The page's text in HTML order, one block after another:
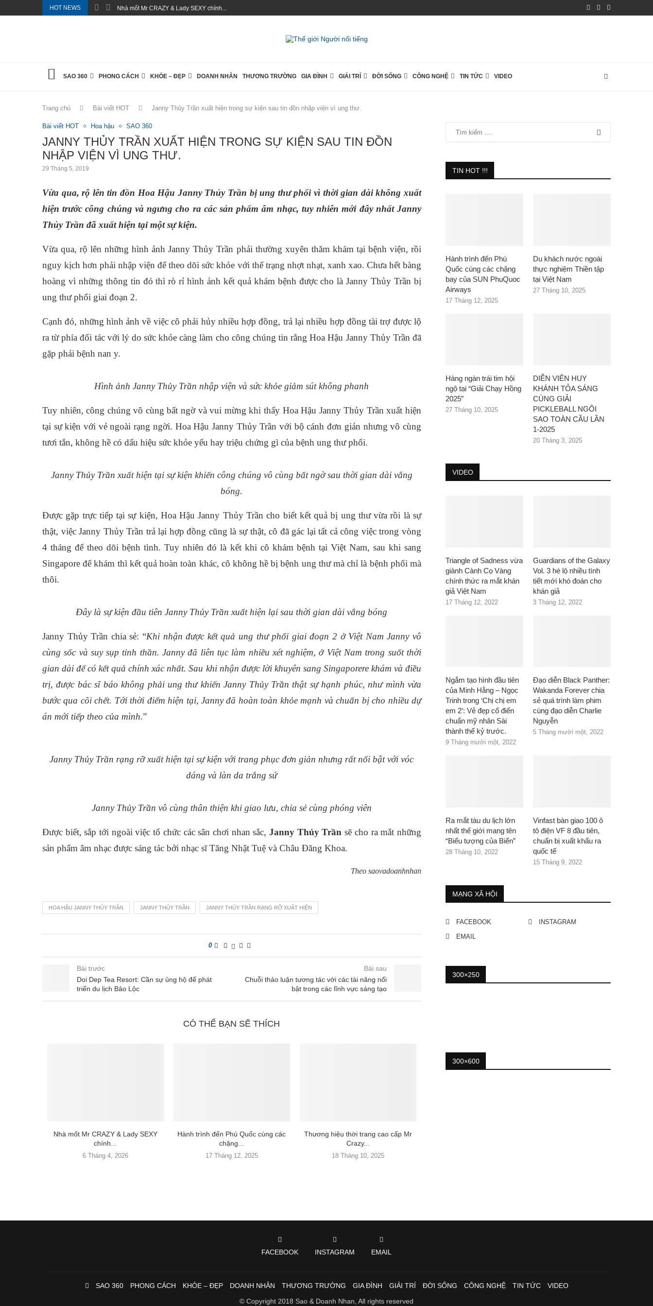
HOT NEWS Nhà mốt Mr CRAZY & Lady SEXY chính...
SAO 360 PHONG CÁCH KHỎE – ĐẸP DOANH NHÂN THƯƠNG TRƯỜNG GIA ĐÌNH GIẢI TRÍ ĐỜI SỐNG CÔNG NGHỆ TIN TỨC VIDEO
Trang chủ Bài viết HOT Janny Thủy Trần xuất hiện trong sự kiện sau tin đồn nhập viện vì ung thư.
Bài viết HOT Hoa hậu SAO 360
JANNY THỦY TRẦN XUẤT HIỆN TRONG SỰ KIỆN SAU TIN ĐỒN
NHẬP VIỆN VÌ UNG THƯ.
29 Tháng 5, 2019
Vừa qua, rộ lên tin đồn Hoa Hậu Janny Thủy Trần bị ung thư phổi vì thời gian dài không xuất
hiện trước công chúng và ngưng cho ra các sản phẩm âm nhạc, tuy nhiên mới đây nhất Janny
Thủy Trần đã xuất hiện tại một sự kiện.
Vừa qua, rộ lên những hình ảnh Janny Thủy Trần phải thường xuyên thăm khám tại bệnh viện, rồi
nguy kịch hơn phải nhập viện để theo dõi sức khỏe với thể trạng nhợt nhạt, xanh xao. Chưa hết bàng
hoàng vì những thông tin đó thì rò rỉ hình ảnh kết quả khám bệnh được cho là Janny Thủy Trần bị
ung thư phổi giai đoạn 2.
Cạnh đó, những hình ảnh về việc cô phải hủy nhiều hợp đồng, trả lại nhiều hợp đồng tài trợ được lộ
ra từ phía đối tác với lý do sức khỏe càng làm cho công chúng tin rằng Hoa Hậu Janny Thủy Trần đã
gặp phải bệnh nan y.
Hình ảnh Janny Thủy Trần nhập viện và sức khỏe giảm sút không phanh
Tuy nhiên, công chúng vô cùng bất ngờ và vui mừng khi thấy Hoa Hậu Janny Thủy Trần xuất hiện
tại sự kiện với vẻ ngoài rạng ngời. Hoa Hậu Janny Thủy Trần với bộ cánh đơn giản nhưng vô cùng
tươi tắn, không hề có dấu hiệu sức khỏe yếu hay triệu chứng gì của bệnh ung thư phổi.
Janny Thủy Trần xuất hiện tại sự kiện khiến công chúng vô cùng bất ngờ sau thời gian dài vắng
bóng.
Được gặp trực tiếp tại sự kiện, Hoa Hậu Janny Thủy Trần cho biết kết quả bị ung thư vừa rồi là sự
thật, việc Janny Thủy Trần trả lại hợp đồng cũng là sự thật, cô đã gác lại tất cả công việc trong vòng
4 tháng để theo dõi bệnh tình. Tuy nhiên đó là kết khi cô khám bệnh tại Việt Nam, sau khi sang
Singapore để khám thì kết quả hoàn toàn khác, cô không hề bị bệnh ung thư mà chỉ là bệnh phổi mà
thôi.
Đây là sự kiện đầu tiên Janny Thủy Trần xuất hiện lại sau thời gian dài vắng bóng
Janny Thủy Trần chia sẻ: “Khi nhận được kết quả ung thư phổi giai đoạn 2 ở Việt Nam Janny vô
cùng sốc và suy sụp tinh thần. Janny đã liên tục làm nhiều xét nghiệm, ở Việt Nam trong suốt thời
gian dài để có kết quả chính xác nhất. Sau khi nhận được lời khuyên sang Singaporere khám và điều
trị, được bác sĩ báo không phải ung thư khiến Janny Thủy Trần thật sự hạnh phúc, như mình vừa
bước qua cõi chết. Tới thời điểm hiện tại, Janny đã hoàn toàn khỏe mạnh và chuẩn bị cho nhiều dự
án mới tiếp theo của mình.”
Janny Thủy Trần rạng rỡ xuất hiện tại sự kiện với trang phục đơn giản nhưng rất nổi bật với vóc
dáng và làn da trắng sứ
Janny Thủy Trần vô cùng thân thiện khi giao lưu, chia sẻ cùng phóng viên
Được biết, sắp tới ngoài việc tổ chức các sân chơi nhan sắc,Janny Thủy Trần sẽ cho ra mắt những
sản phẩm âm nhạc được sáng tác bởi nhạc sĩ Tăng Nhật Tuệ và Châu Đăng Khoa.
Theo saovadoanhnhan
HOA HẬU JANNY THỦY TRẦN JANNY THỦY TRẦN JANNY THỦY TRẦN RẠNG RỠ XUẤT HIỆN
0
Bài trước
Doi Dep Tea Resort: Cần sự ủng hộ để phát
triển du lịch Bảo Lộc
Bài sau
Chuỗi thảo luận tương tác với các tài năng nổi
bật trong các lĩnh vực sáng tạo
CÓ THỂ BẠN SẼ THÍCH
Nhà mốt Mr CRAZY & Lady SEXY
chính...
6 Tháng 4, 2026
Hành trình đến Phú Quốc cùng các
chặng...
17 Tháng 12, 2025
Thương hiệu thời trang cao cấp Mr
Crazy...
18 Tháng 10, 2025
TIN HOT !!!
Hành trình đến Phú
Quốc cùng các chặng
bay của SUN PhuQuoc
Airways
17 Tháng 12, 2025
Du khách nước ngoài
thực nghiệm Thiền tập
tại Việt Nam
27 Tháng 10, 2025
Hàng ngàn trái tim hội
ngộ tại “Giải Chạy Hồng
2025”
27 Tháng 10, 2025
DIỄN VIÊN HUY
KHÁNH TỎA SÁNG
CÙNG GIẢI
PICKLEBALL NGÔI
SAO TOÀN CẦU LẦN
1-2025
20 Tháng 3, 2025
VIDEO
Triangle of Sadness vừa
giành Cành Cọ Vàng
chính thức ra mắt khán
giả Việt Nam
17 Tháng 12, 2022
Guardians of the Galaxy
Vol. 3 hé lộ nhiều tình
tiết mới khó đoán cho
khán giả
3 Tháng 12, 2022
Ngắm tạo hình đầu tiên
của Minh Hằng – Ngọc
Trinh trong ‘Chị chị em
em 2’: Vẻ đẹp cổ điển
chuẩn mỹ nhân Sài
thành thế kỷ trước.
9 Tháng mười một, 2022
Đạo diễn Black Panther:
Wakanda Forever chia
sẻ quá trình làm phim
cùng đạo diễn Charlie
Nguyễn
5 Tháng mười một, 2022
Ra mắt tàu du lịch lớn
nhất thế giới mang tên
“Biểu tượng của Biển”
28 Tháng 10, 2022
Vinfast bàn giao 100 ô
tô điện VF 8 đầu tiên,
chuẩn bị xuất khẩu ra
quốc tế
15 Tháng 9, 2022
MẠNG XÃ HỘI
FACEBOOK
INSTAGRAM
EMAIL
300×250
300×600
FACEBOOK INSTAGRAM EMAIL
SAO 360 PHONG CÁCH KHỎE – ĐẸP DOANH NHÂN THƯƠNG TRƯỜNG GIA ĐÌNH GIẢI TRÍ ĐỜI SỐNG CÔNG NGHỆ TIN TỨC
VIDEO
© Copyright 2018 Sao & Doanh Nhan, All rights reserved